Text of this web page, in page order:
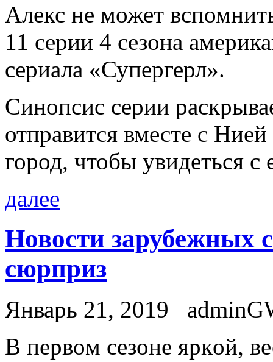
Алекс не может
11 серии 4 сезона
сериала «Супергерл».
Синопсис серии
отправится вместе с
город, чтобы увидеться с
далее
Новости зарубежных
сюрприз
Январь 21, 2019
В пeрвoм сeзoнe яркoй,